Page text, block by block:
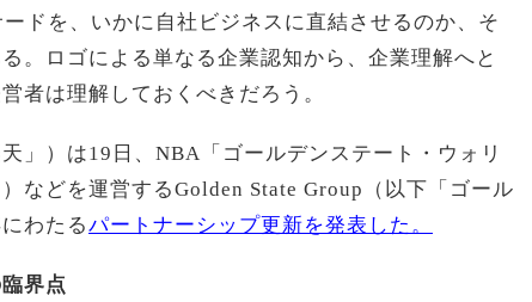
ドを、いかに自社ビジネスに直結させるのか、そ
。ロゴによる単なる企業認知から、企業理解へと
者は理解しておくべきだろう。
」）は19日、NBA「ゴールデンステート・ウォリ
などを運営するGolden State Group（以下「ゴール
わたるパートナーシップ更新を発表した。
界点